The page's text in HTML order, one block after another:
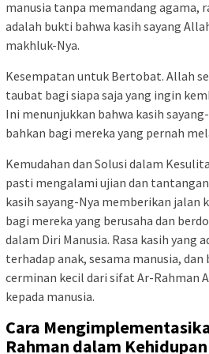
manusia tanpa memandang agama,
adalah bukti bahwa kasih sayang
makhluk-Nya.
Kesempatan untuk Bertobat. Allah
taubat bagi siapa saja yang ingin
Ini menunjukkan bahwa kasih
bahkan bagi mereka yang pernah
Kemudahan dan Solusi dalam
pasti mengalami ujian dan
kasih sayang-Nya memberikan jalan
bagi mereka yang berusaha dan
dalam Diri Manusia. Rasa kasih yang
terhadap anak, sesama manusia, dan
cerminan kecil dari sifat Ar-Rahman
kepada manusia.
Cara
Rahman dalam Kehidupan